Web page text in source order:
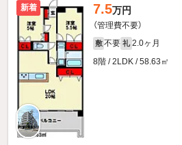
新着 7.5万円
（管理費不要）
敷 不要 礼 2.0ヶ月
8階 / 2LDK / 58.63㎡